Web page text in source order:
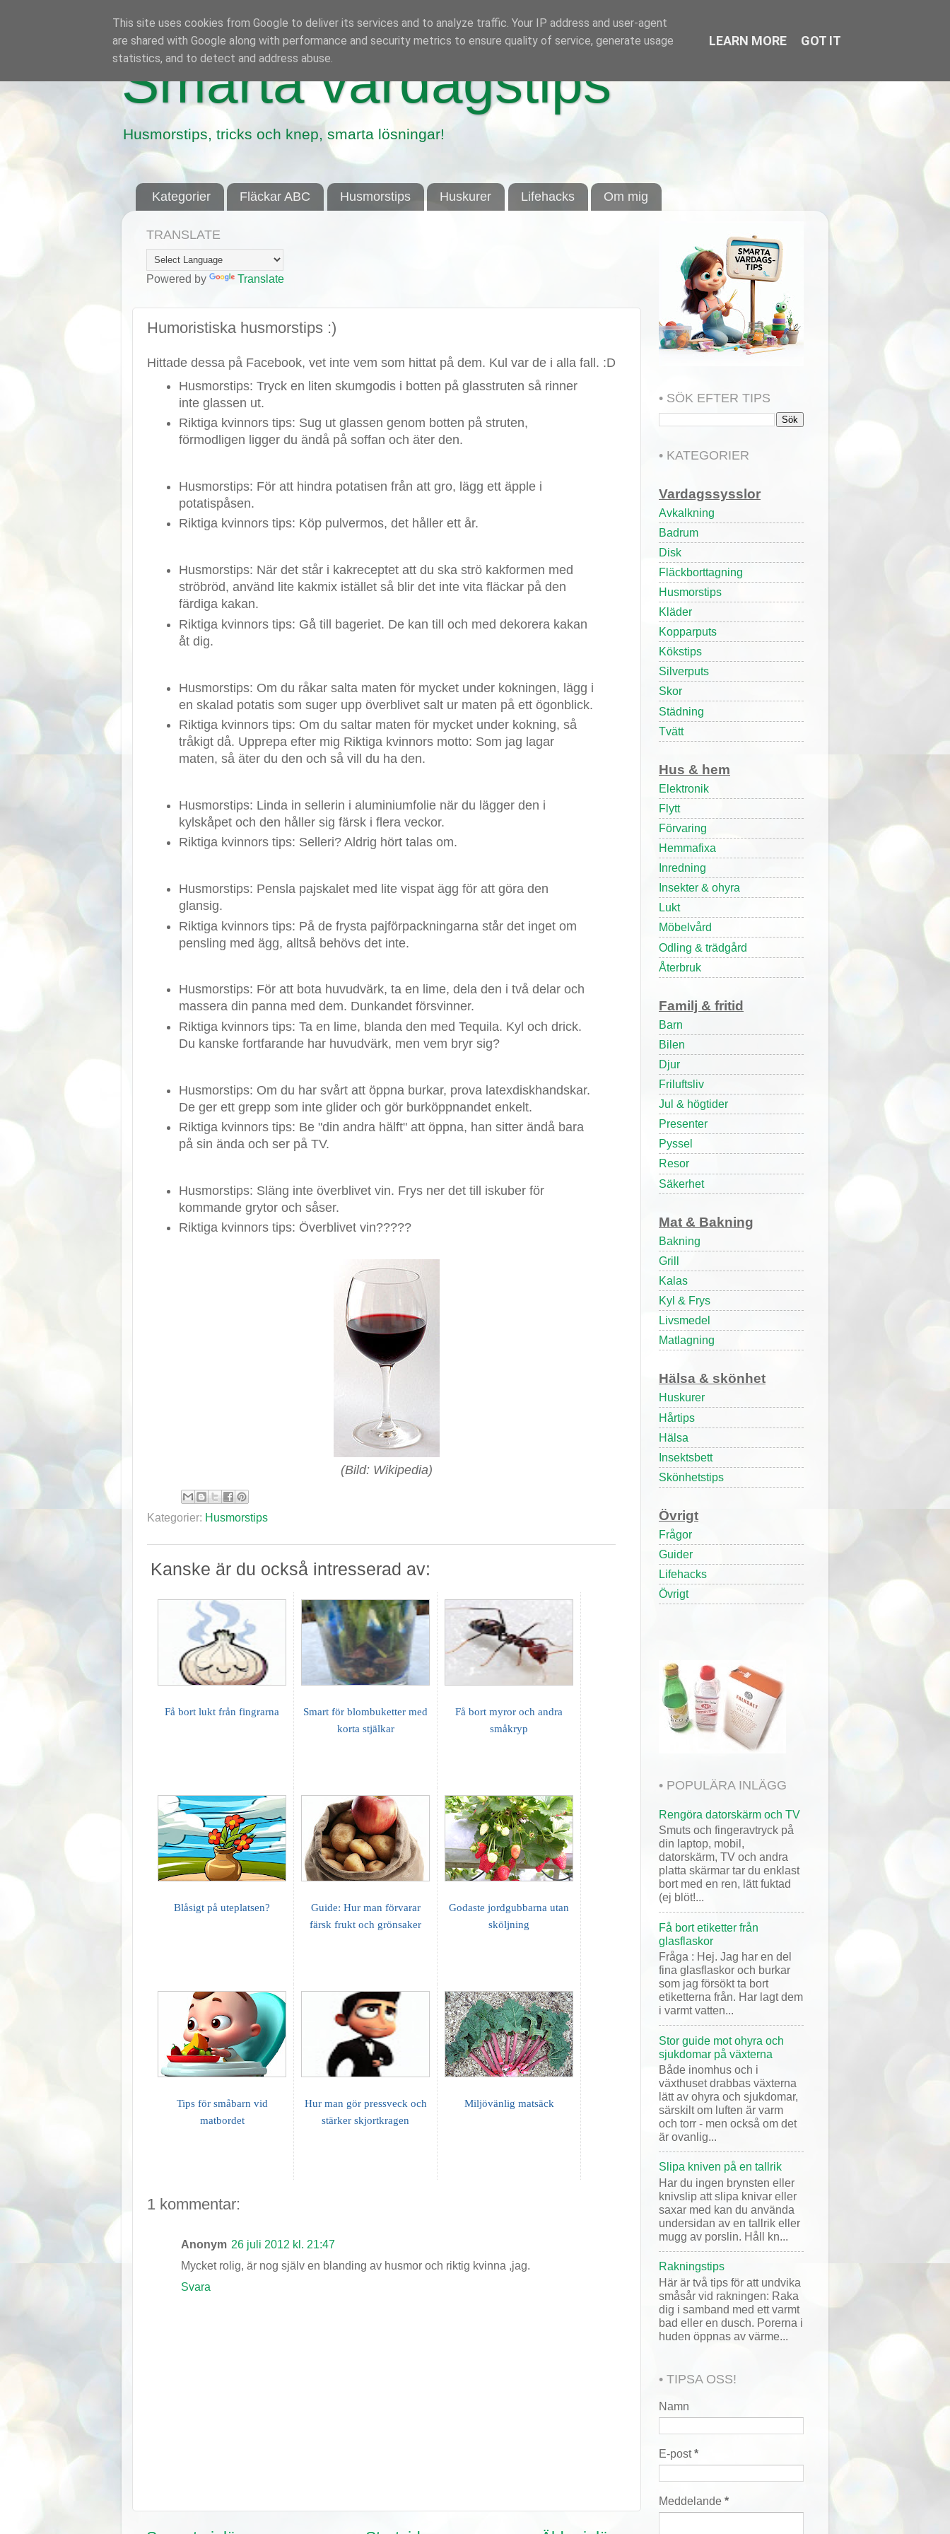
Smarta vardagstips
Husmorstips, tricks och knep, smarta lösningar!
Kategorier Fläckar ABC Husmorstips Huskurer Lifehacks Om mig
TRANSLATE
Powered by Translate
Humoristiska husmorstips :)
Hittade dessa på Facebook, vet inte vem som hittat på dem. Kul var de i alla fall. :D
Husmorstips: Tryck en liten skumgodis i botten på glasstruten så rinner
inte glassen ut.
Riktiga kvinnors tips: Sug ut glassen genom botten på struten,
förmodligen ligger du ändå på soffan och äter den.
Husmorstips: För att hindra potatisen från att gro, lägg ett äpple i
potatispåsen.
Riktiga kvinnors tips: Köp pulvermos, det håller ett år.
Husmorstips: När det står i kakreceptet att du ska strö kakformen med
ströbröd, använd lite kakmix istället så blir det inte vita fläckar på den
färdiga kakan.
Riktiga kvinnors tips: Gå till bageriet. De kan till och med dekorera kakan
åt dig.
Husmorstips: Om du råkar salta maten för mycket under kokningen, lägg i
en skalad potatis som suger upp överblivet salt ur maten på ett ögonblick.
Riktiga kvinnors tips: Om du saltar maten för mycket under kokning, så
tråkigt då. Upprepa efter mig Riktiga kvinnors motto: Som jag lagar
maten, så äter du den och så vill du ha den.
Husmorstips: Linda in sellerin i aluminiumfolie när du lägger den i
kylskåpet och den håller sig färsk i flera veckor.
Riktiga kvinnors tips: Selleri? Aldrig hört talas om.
Husmorstips: Pensla pajskalet med lite vispat ägg för att göra den
glansig.
Riktiga kvinnors tips: På de frysta pajförpackningarna står det inget om
pensling med ägg, alltså behövs det inte.
Husmorstips: För att bota huvudvärk, ta en lime, dela den i två delar och
massera din panna med dem. Dunkandet försvinner.
Riktiga kvinnors tips: Ta en lime, blanda den med Tequila. Kyl och drick.
Du kanske fortfarande har huvudvärk, men vem bryr sig?
Husmorstips: Om du har svårt att öppna burkar, prova latexdiskhandskar.
De ger ett grepp som inte glider och gör burköppnandet enkelt.
Riktiga kvinnors tips: Be "din andra hälft" att öppna, han sitter ändå bara
på sin ända och ser på TV.
Husmorstips: Släng inte överblivet vin. Frys ner det till iskuber för
kommande grytor och såser.
Riktiga kvinnors tips: Överblivet vin?????
(Bild: Wikipedia)
Kategorier: Husmorstips
Kanske är du också intresserad av:
Få bort lukt från fingrarna
Smart för blombuketter med
korta stjälkar
Få bort myror och andra
småkryp
Blåsigt på uteplatsen?
Guide: Hur man förvarar
färsk frukt och grönsaker
Godaste jordgubbarna utan
sköljning
Tips för småbarn vid
matbordet
Hur man gör pressveck och
stärker skjortkragen
Miljövänlig matsäck
1 kommentar:
Anonym 26 juli 2012 kl. 21:47
Mycket rolig, är nog själv en blanding av husmor och riktig kvinna ,jag.
Svara
• SÖK EFTER TIPS
• KATEGORIER
Vardagssysslor
Avkalkning
Badrum
Disk
Fläckborttagning
Husmorstips
Kläder
Kopparputs
Kökstips
Silverputs
Skor
Städning
Tvätt
Hus & hem
Elektronik
Flytt
Förvaring
Hemmafixa
Inredning
Insekter & ohyra
Lukt
Möbelvård
Odling & trädgård
Återbruk
Familj & fritid
Barn
Bilen
Djur
Friluftsliv
Jul & högtider
Presenter
Pyssel
Resor
Säkerhet
Mat & Bakning
Bakning
Grill
Kalas
Kyl & Frys
Livsmedel
Matlagning
Hälsa & skönhet
Huskurer
Hårtips
Hälsa
Insektsbett
Skönhetstips
Övrigt
Frågor
Guider
Lifehacks
Övrigt
• POPULÄRA INLÄGG
Rengöra datorskärm och TV
Smuts och fingeravtryck på
din laptop, mobil,
datorskärm, TV och andra
platta skärmar tar du enklast
bort med en ren, lätt fuktad
(ej blöt!...
Få bort etiketter från
glasflaskor
Fråga : Hej. Jag har en del
fina glasflaskor och burkar
som jag försökt ta bort
etiketterna från. Har lagt dem
i varmt vatten...
Stor guide mot ohyra och
sjukdomar på växterna
Både inomhus och i
växthuset drabbas växterna
lätt av ohyra och sjukdomar,
särskilt om luften är varm
och torr - men också om det
är ovanlig...
Slipa kniven på en tallrik
Har du ingen brynsten eller
knivslip att slipa knivar eller
saxar med kan du använda
undersidan av en tallrik eller
mugg av porslin. Håll kn...
Rakningstips
Här är två tips för att undvika
småsår vid rakningen: Raka
dig i samband med ett varmt
bad eller en dusch. Porerna i
huden öppnas av värme...
• TIPSA OSS!
Namn
E-post*
Meddelande *
This site uses cookies from Google to deliver its services and to analyze traffic. Your IP address and user-agent
are shared with Google along with performance and security metrics to ensure quality of service, generate usage
statistics, and to detect and address abuse.
LEARN MORE GOT IT